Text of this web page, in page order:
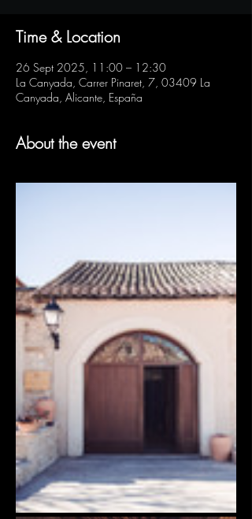
Time & Location
26 Sept 2025, 11:00 – 12:30
La Canyada, Carrer Pinaret, 7, 03409 La
Canyada, Alicante, España
About the event